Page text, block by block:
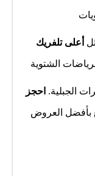
أعلى تلفريك
الشتوية
الجبلية. احجز
بأفضل العروض